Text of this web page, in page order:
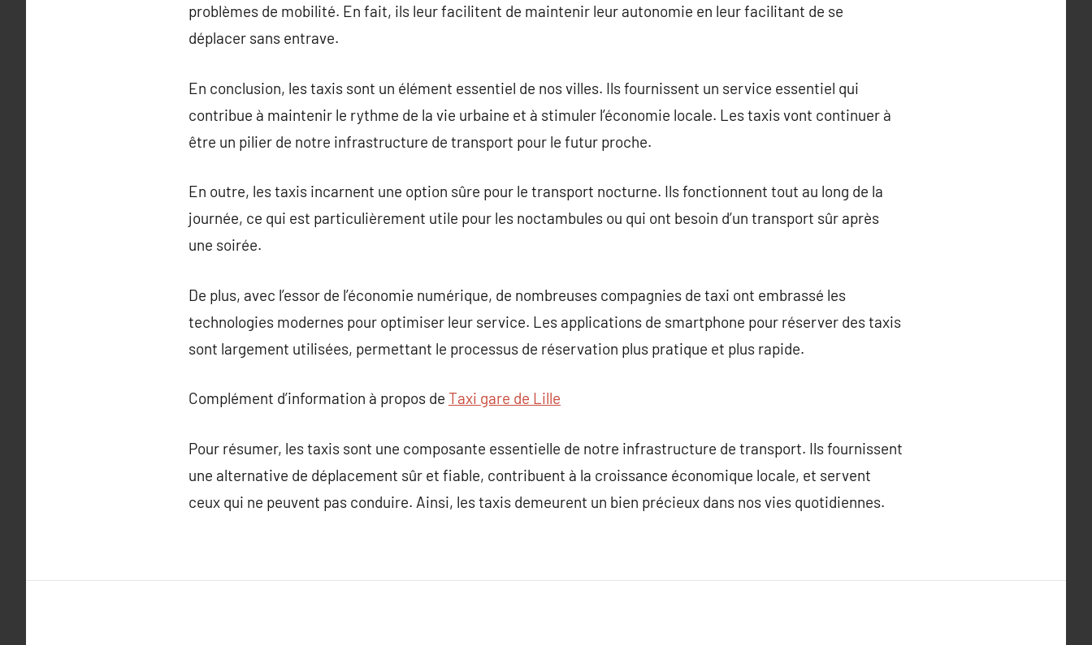
problèmes de mobilité. En fait, ils leur facilitent de maintenir leur autonomie en leur facilitant de se
déplacer sans entrave.
En conclusion, les taxis sont un élément essentiel de nos villes. Ils fournissent un service essentiel qui
contribue à maintenir le rythme de la vie urbaine et à stimuler l’économie locale. Les taxis vont continuer à
être un pilier de notre infrastructure de transport pour le futur proche.
En outre, les taxis incarnent une option sûre pour le transport nocturne. Ils fonctionnent tout au long de la
journée, ce qui est particulièrement utile pour les noctambules ou qui ont besoin d’un transport sûr après
une soirée.
De plus, avec l’essor de l’économie numérique, de nombreuses compagnies de taxi ont embrassé les
technologies modernes pour optimiser leur service. Les applications de smartphone pour réserver des taxis
sont largement utilisées, permettant le processus de réservation plus pratique et plus rapide.
Complément d’information à propos de Taxi gare de Lille
Pour résumer, les taxis sont une composante essentielle de notre infrastructure de transport. Ils fournissent
une alternative de déplacement sûr et fiable, contribuent à la croissance économique locale, et servent
ceux qui ne peuvent pas conduire. Ainsi, les taxis demeurent un bien précieux dans nos vies quotidiennes.